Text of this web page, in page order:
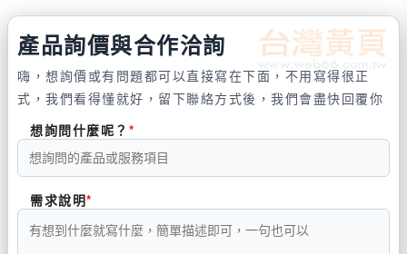
產品詢價與合作洽詢
嗨，想詢價或有問題都可以直接寫在下面，不用寫得很正
式，我們看得懂就好，留下聯絡方式後，我們會盡快回覆你
想詢問什麼呢？
需求說明